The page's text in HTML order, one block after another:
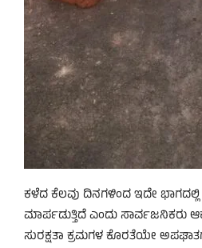
ಕಳೆದ ಕೆಲವು ದಿನಗಳಿಂದ ಇದೇ ಭಾಗದಲ್ಲಿ
ಮಾರ್ಪಡುತ್ತಿದೆ ಎಂದು ಸಾರ್ವಜನಿಕರು
ಸುರಕ್ಷತಾ ಕ್ರಮಗಳ ಕೊರತೆಯೇ